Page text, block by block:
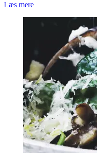
Læs mere